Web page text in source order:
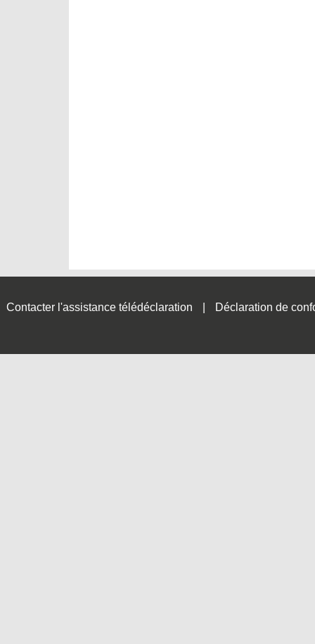
Contacter l'assistance télédéclaration Déclaration de